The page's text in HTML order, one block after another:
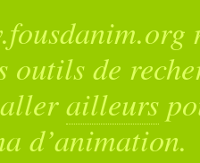
de
ailleurs
d’animation.